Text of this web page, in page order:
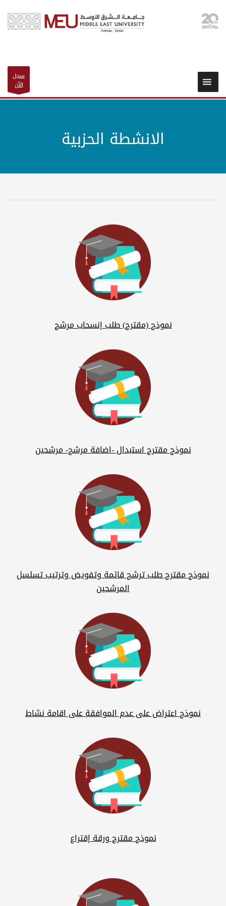
سجل
الآن
الانشطة الحزبية
نموذج (مقترح) طلب إنسحاب مرشح
نموذج مقترح استبدال -اضافة مرشح- مرشحين
نموذج مقترح طلب ترشح قائمة وتفويض وترتيب تسلسل
المرشحين
نموذج اعتراض على عدم الموافقة على اقامة نشاط
نموذج مقترح ورقة إقتراع